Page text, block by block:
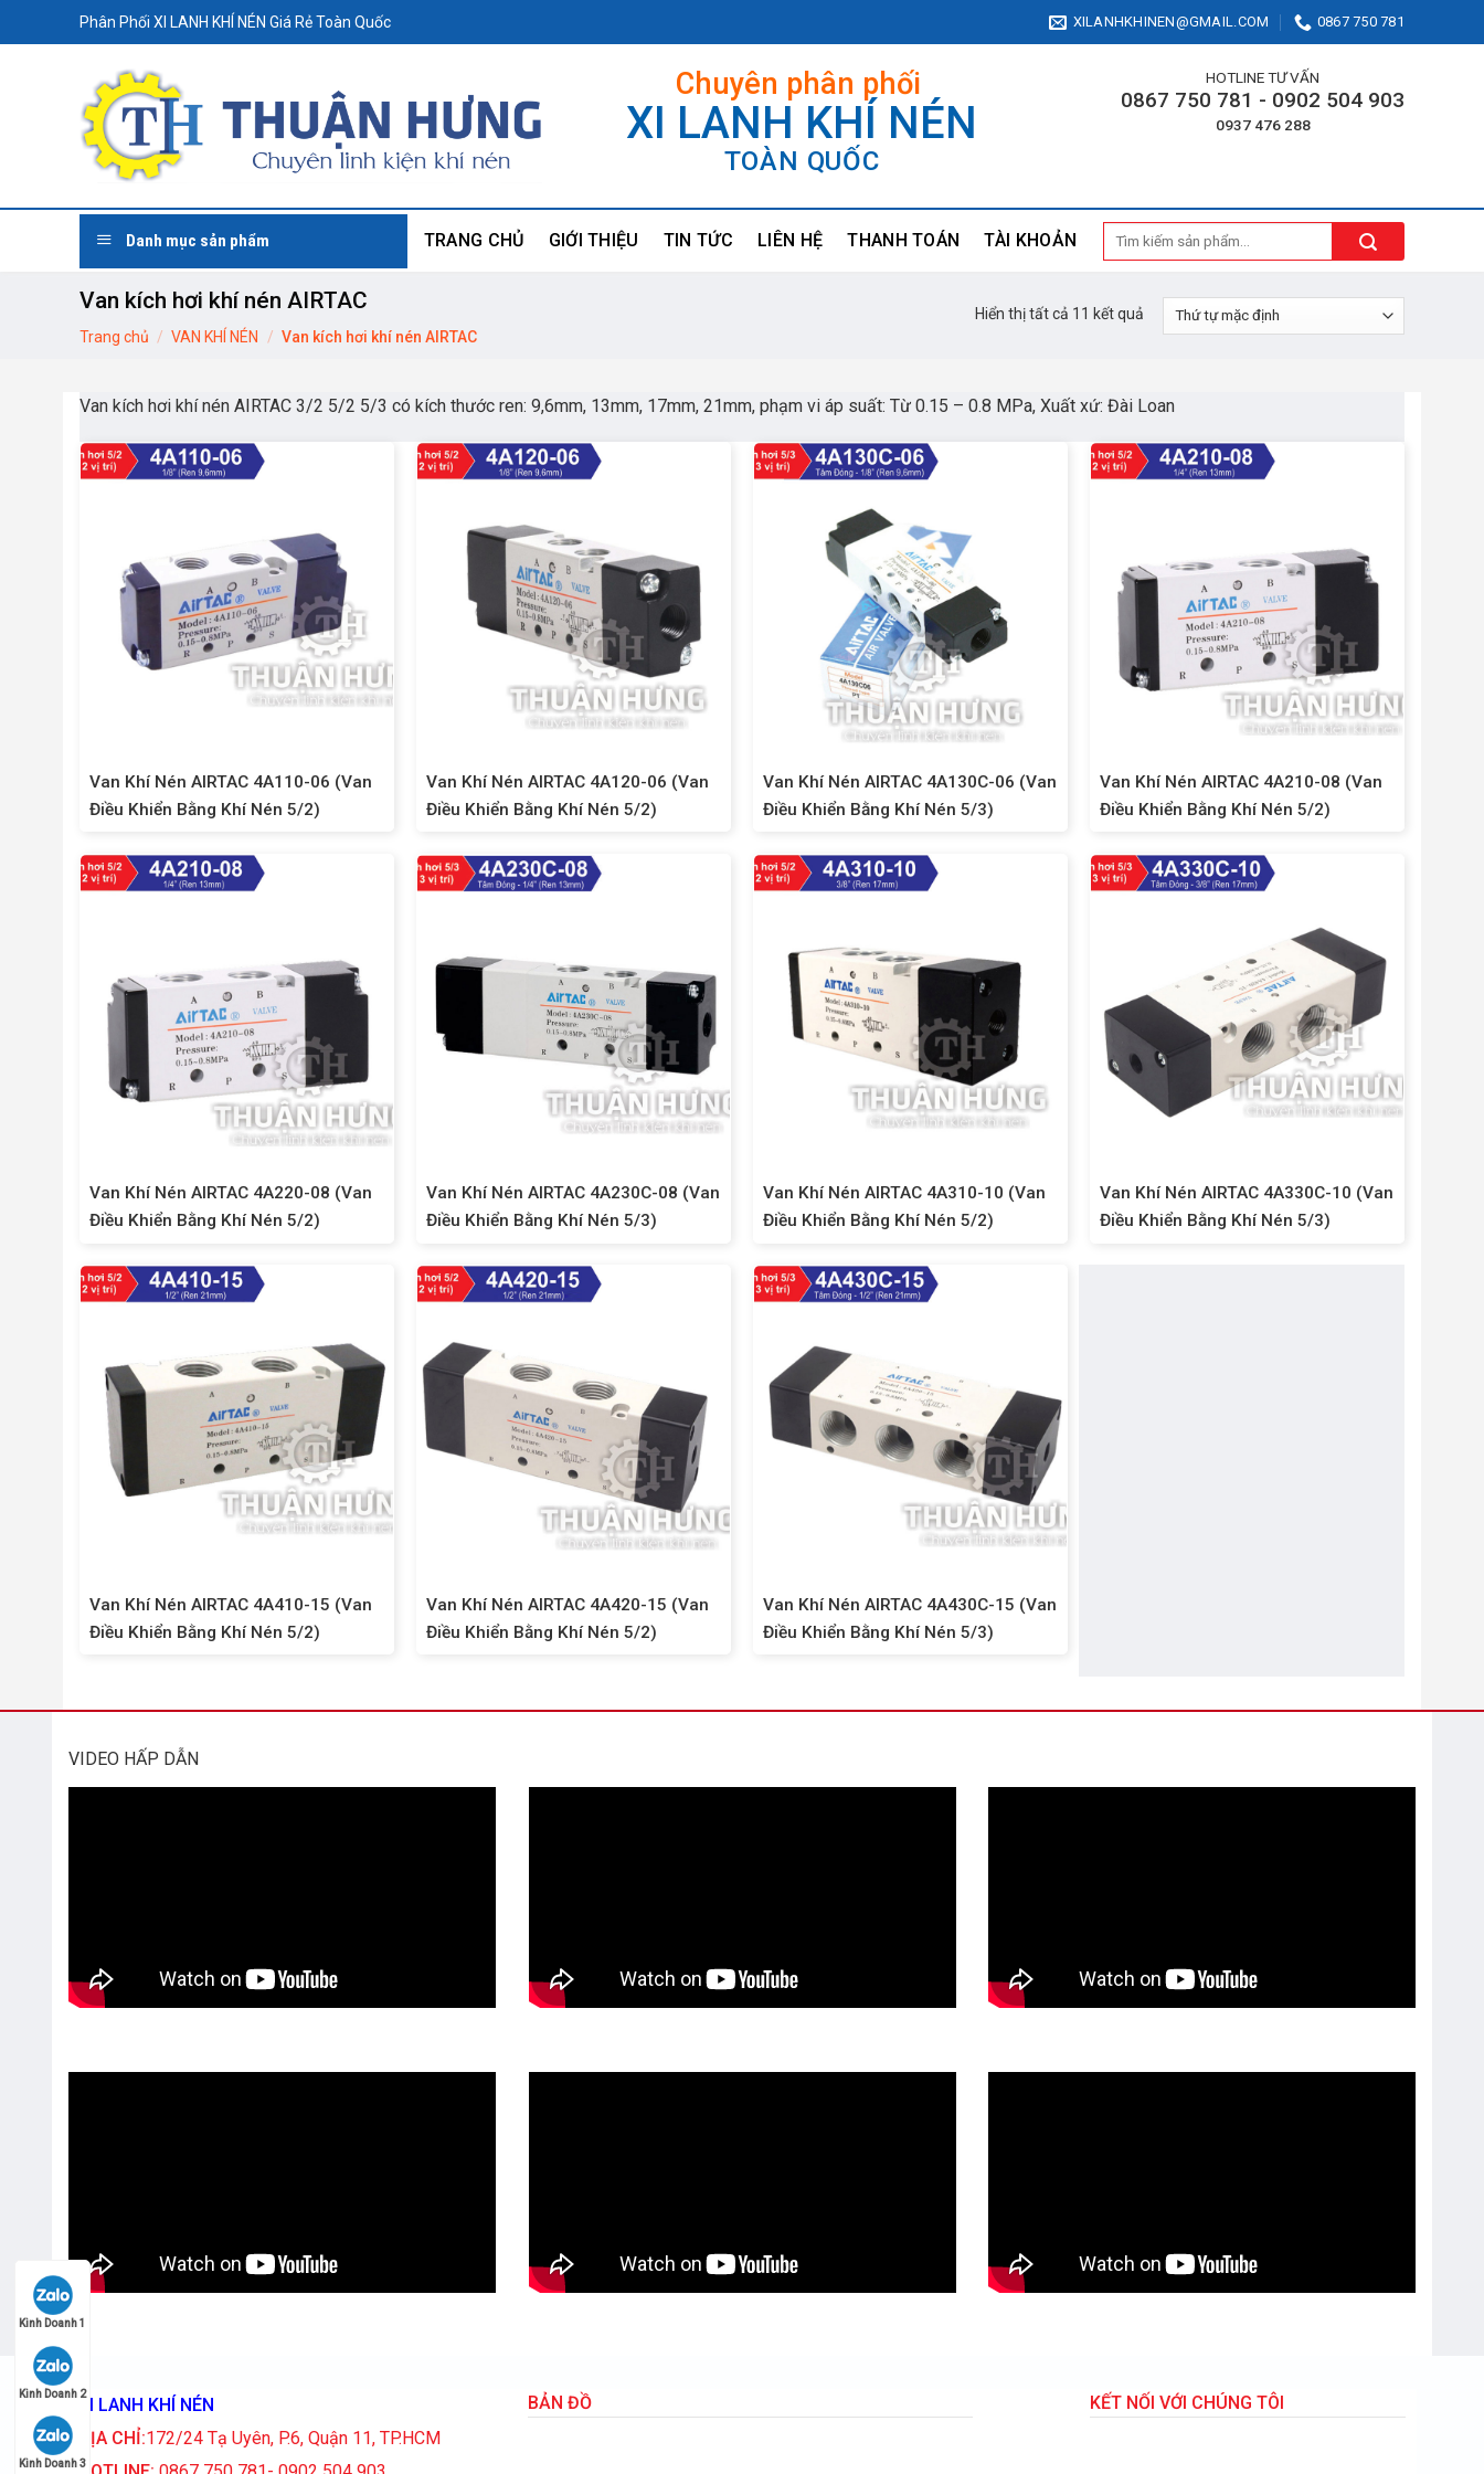
to
Phân Phối XI LANH KHÍ NÉN Giá Rẻ Toàn Quốc XILANHKHINEN@GMAIL.COM 0867 750 781
Chuyên phân phối
XI LANH KHÍ NÉN
TOÀN QUỐC
HOTLINE TƯ VẤN
0867 750 781 - 0902 504 903
0937 476 288
Danh mục sản phẩm TRANG CHỦ GIỚI THIỆU TIN TỨC LIÊN HỆ THANH TOÁN TÀI KHOẢN
Tìm
kiếm:
Van kích hơi khí nén AIRTAC
Trang chủ / VAN KHÍ NÉN / Van kích hơi khí nén AIRTAC
Hiển thị tất cả 11 kết quả
Van kích hơi khí nén AIRTAC 3/2 5/2 5/3 có kích thước ren: 9,6mm, 13mm, 17mm, 21mm, phạm vi áp suất: Từ 0.15 – 0.8 MPa, Xuất xứ: Đài Loan
Van Khí Nén AIRTAC 4A110-06 (Van
Điều Khiển Bằng Khí Nén 5/2)
Van Khí Nén AIRTAC 4A120-06 (Van
Điều Khiển Bằng Khí Nén 5/2)
Van Khí Nén AIRTAC 4A130C-06 (Van
Điều Khiển Bằng Khí Nén 5/3)
Van Khí Nén AIRTAC 4A210-08 (Van
Điều Khiển Bằng Khí Nén 5/2)
Van Khí Nén AIRTAC 4A220-08 (Van
Điều Khiển Bằng Khí Nén 5/2)
Van Khí Nén AIRTAC 4A230C-08 (Van
Điều Khiển Bằng Khí Nén 5/3)
Van Khí Nén AIRTAC 4A310-10 (Van
Điều Khiển Bằng Khí Nén 5/2)
Van Khí Nén AIRTAC 4A330C-10 (Van
Điều Khiển Bằng Khí Nén 5/3)
Van Khí Nén AIRTAC 4A410-15 (Van
Điều Khiển Bằng Khí Nén 5/2)
Van Khí Nén AIRTAC 4A420-15 (Van
Điều Khiển Bằng Khí Nén 5/2)
Van Khí Nén AIRTAC 4A430C-15 (Van
Điều Khiển Bằng Khí Nén 5/3)
VIDEO HẤP DẪN
XI LANH KHÍ NÉN
ĐỊA CHỈ:172/24 Tạ Uyên, P.6, Quận 11, TP.HCM
BẢN ĐỒ KẾT NỐI VỚI CHÚNG TÔI
Kinh Doanh 1
Kinh Doanh 2
Kinh Doanh 3